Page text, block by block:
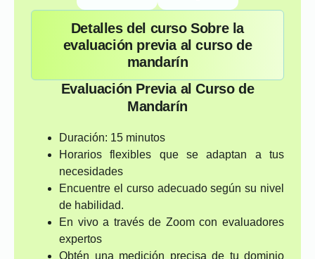
Detalles del curso Sobre la
evaluación previa al curso de
mandarín
Evaluación Previa al Curso de
Mandarín
Duración: 15 minutos
Horarios flexibles que se adaptan a tus
necesidades
Encuentre el curso adecuado según su nivel
de habilidad.
En vivo a través de Zoom con evaluadores
expertos
Obtén una medición precisa de tu dominio